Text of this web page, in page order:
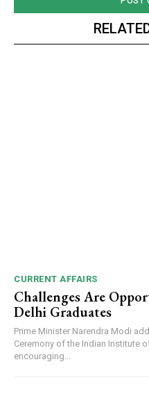
CURRENT AFFAIRS
Challenges Are
Delhi Graduates
Prime Minister Narendra Modi
Ceremony of the Indian Institute
encouraging...